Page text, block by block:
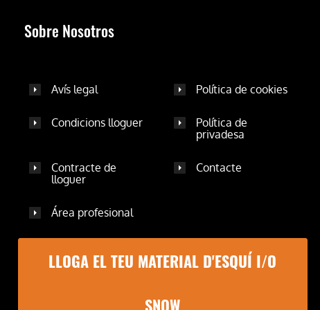
Sobre Nosotros
Avís legal Política de cookies
Condicions lloguer
Política de
privadesa
Contracte de
lloguer
Contacte
Área profesional
LLOGA EL TEU MATERIAL D'ESQUÍ I/O
SNOW